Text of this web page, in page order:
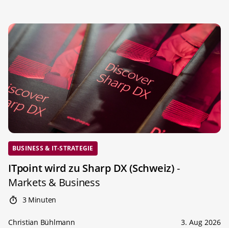
BUSINESS & IT-STRATEGIE
ITpoint wird zu Sharp DX (Schweiz)-
Markets & Business
3 Minuten
Christian Bühlmann 3. Aug 2026